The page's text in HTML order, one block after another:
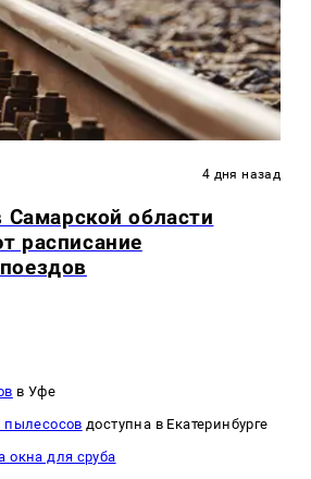
4 дня назад
Самарской области
расписание
в Уфе
пылесосов доступна в Екатеринбурге
окна для сруба